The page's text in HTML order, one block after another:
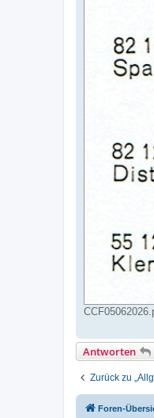
Antworten
Zurück zu
Foren-